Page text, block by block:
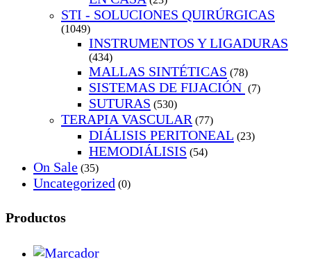
STI - SOLUCIONES QUIRÚRGICAS
(1049)
INSTRUMENTOS Y LIGADURAS
(434)
MALLAS SINTÉTICAS (78)
SISTEMAS DE FIJACIÓN (7)
SUTURAS (530)
TERAPIA VASCULAR (77)
DIÁLISIS PERITONEAL (23)
HEMODIÁLISIS (54)
On Sale (35)
Uncategorized (0)
Productos